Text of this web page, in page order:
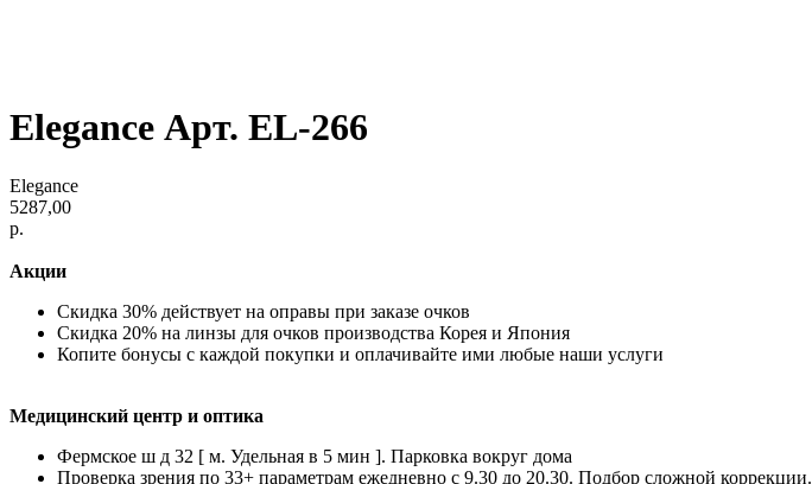
Elegance Арт. EL-266
Elegance
5287,00
р.
Акции
Скидка 30% действует на оправы при заказе очков
Скидка 20% на линзы для очков производства Корея и Япония
Копите бонусы с каждой покупки и оплачивайте ими любые наши услуги
Медицинский центр и оптика
Фермское ш д 32 [ м. Удельная в 5 мин ]. Парковка вокруг дома
Проверка зрения по 33+ параметрам ежедневно с 9.30 до 20.30. Подбор сложной коррекции.